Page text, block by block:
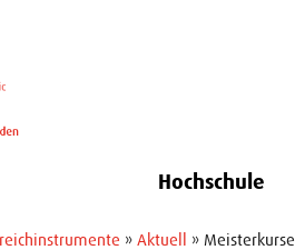
Hochschule
» Aktuell » Meisterkurse